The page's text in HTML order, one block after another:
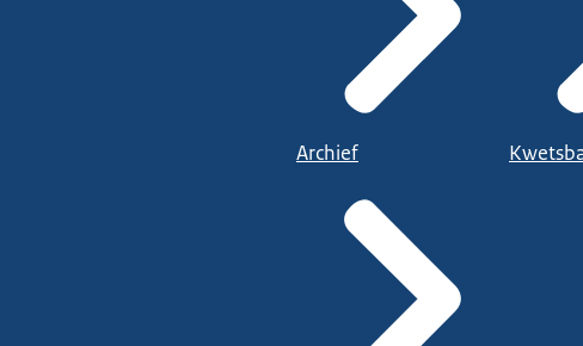
Archief